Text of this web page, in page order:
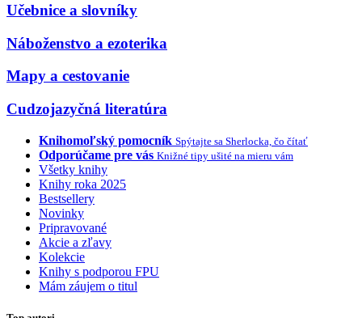
Učebnice a slovníky
Náboženstvo a ezoterika
Mapy a cestovanie
Cudzojazyčná literatúra
Knihomoľský pomocník Spýtajte sa Sherlocka, čo čítať
Odporúčame pre vás Knižné tipy ušité na mieru vám
Všetky knihy
Knihy roka 2025
Bestsellery
Novinky
Pripravované
Akcie a zľavy
Kolekcie
Knihy s podporou FPU
Mám záujem o titul